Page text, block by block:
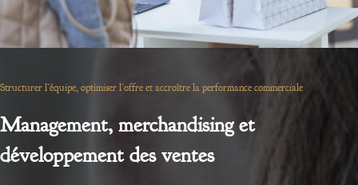
Structurer l’équipe, optimiser l’offre et accroître la performance commerciale
Management, merchandising et
développement des ventes